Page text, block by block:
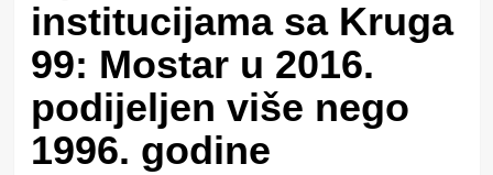
institucijama sa Kruga
99: Mostar u 2016.
podijeljen više nego
1996. godine